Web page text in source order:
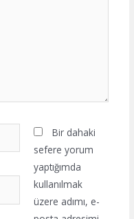
Bir dahaki
sefere yorum
yaptığımda
kullanılmak
üzere adımı, e-